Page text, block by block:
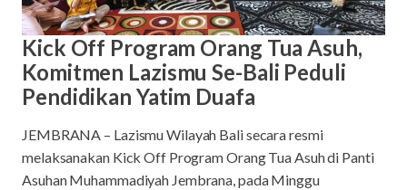
Kick Off Program Orang Tua Asuh,
Komitmen Lazismu Se-Bali Peduli
Pendidikan Yatim Duafa
JEMBRANA – Lazismu Wilayah Bali secara resmi
melaksanakan Kick Off Program Orang Tua Asuh di Panti
Asuhan Muhammadiyah Jembrana, pada Minggu